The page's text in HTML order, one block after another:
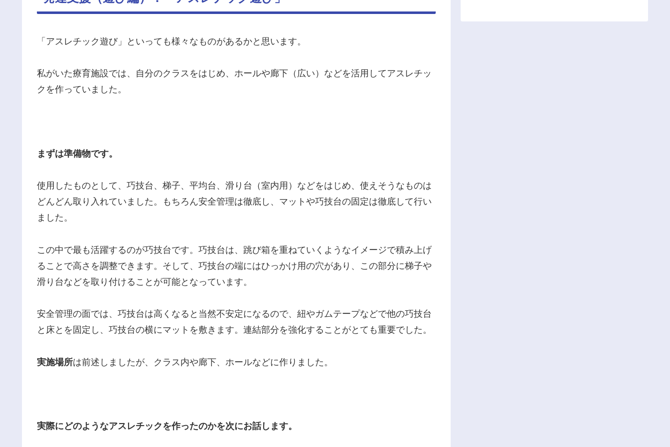
「アスレチック遊び」といっても様々なものがあるかと思います。
私がいた療育施設では、自分のクラスをはじめ、ホールや廊下（広い）などを活用してアスレチッ
クを作っていました。
まずは準備物です。
使用したものとして、巧技台、梯子、平均台、滑り台（室内用）などをはじめ、使えそうなものは
どんどん取り入れていました。もちろん安全管理は徹底し、マットや巧技台の固定は徹底して行い
ました。
この中で最も活躍するのが巧技台です。巧技台は、跳び箱を重ねていくようなイメージで積み上げ
ることで高さを調整できます。そして、巧技台の端にはひっかけ用の穴があり、この部分に梯子や
滑り台などを取り付けることが可能となっています。
安全管理の面では、巧技台は高くなると当然不安定になるので、紐やガムテープなどで他の巧技台
と床とを固定し、巧技台の横にマットを敷きます。連結部分を強化することがとても重要でした。
実施場所は前述しましたが、クラス内や廊下、ホールなどに作りました。
実際にどのようなアスレチックを作ったのかを次にお話します。